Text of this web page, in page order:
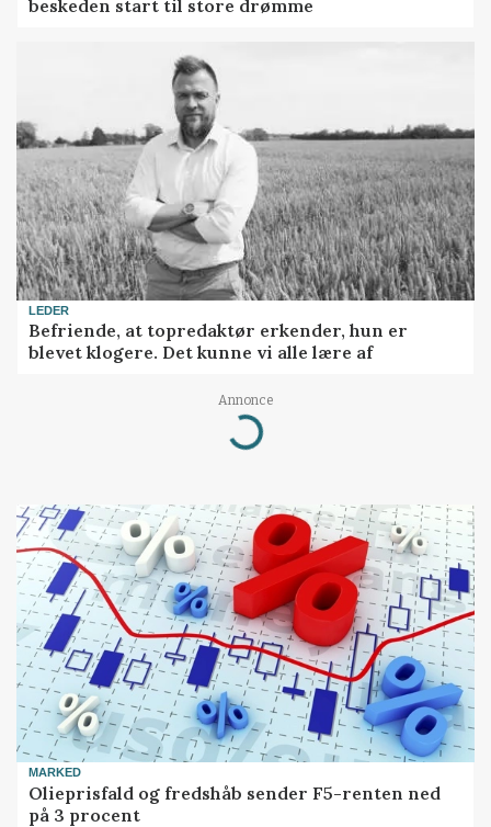
beskeden start til store drømme
LEDER
Befriende, at topredaktør erkender, hun er
blevet klogere. Det kunne vi alle lære af
Annonce
Loading...
MARKED
Olieprisfald og fredshåb sender F5-renten ned
på 3 procent